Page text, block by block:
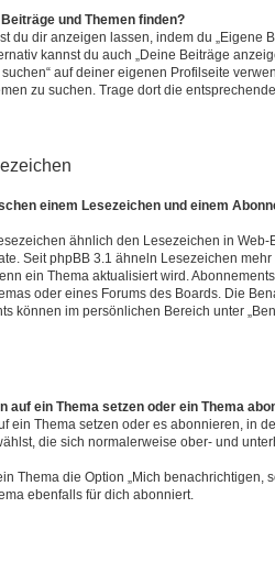
und Themen finden?
du dir anzeigen lassen, indem du „Eigene
kannst du auch „Deine Beiträge
auf deiner eigenen Profilseite
zu suchen. Trage dort die
einem Lesezeichen und einem
ähnlich den Lesezeichen in
Seit phpBB 3.1 ähneln Lesezeichen
ein Thema aktualisiert wird.
oder eines Forums des Boards. Die
können im persönlichen Bereich unter
auf ein Thema setzen oder ein Thema
ein Thema setzen oder es abonnieren, in
die sich normalerweise ober- und
Thema die Option „Mich benachrichtigen,
ebenfalls für dich abonniert.